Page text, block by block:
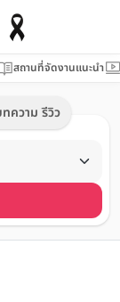
สถานที่จัดงานแนะนำ
ความ รีวิว